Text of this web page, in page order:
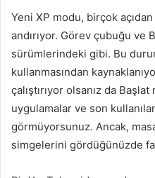
Yeni XP modu, birçok
andırıyor. Görev çubuğu ve
sürümlerindeki gibi. Bu
kullanmasından
çalıştırıyor olsanız da
uygulamalar ve son
görmüyorsunuz. Ancak,
simgelerini gördüğünüzde